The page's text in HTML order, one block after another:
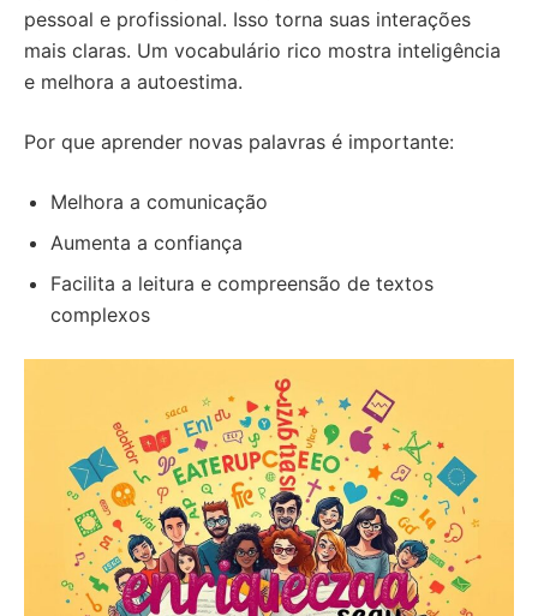
pessoal e profissional. Isso torna suas interações
mais claras. Um vocabulário rico mostra inteligência
e melhora a autoestima.
Por que aprender novas palavras é importante:
Melhora a comunicação
Aumenta a confiança
Facilita a leitura e compreensão de textos
complexos